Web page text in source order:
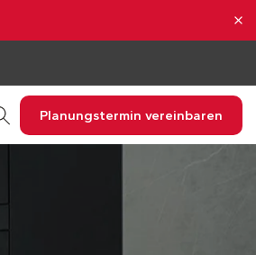
Planungstermin vereinbaren